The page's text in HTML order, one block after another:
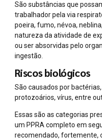
São substâncias que
trabalhador pela via
poeira, fumo, névoa,
natureza da atividade de
ou ser absorvidas pelo
ingestão.
Riscos biológicos
São causados por
protozoários, vírus, entre
Essas são as categorias
um PPRA completo em
recomendado, fortemente,